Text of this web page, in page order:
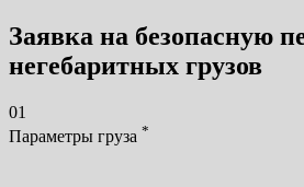
Заявка на безопасную
негебаритных грузов
01
Параметры груза *